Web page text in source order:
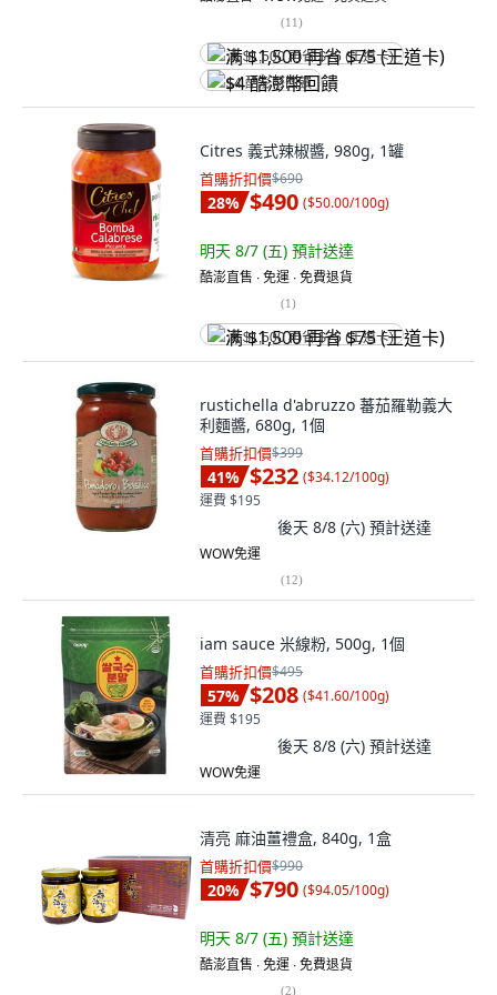
(11)
满 $1,500 再省 $75 (王道卡)
$4 酷澎幣回饋
Citres 義式辣椒醬, 980g, 1罐
首購折扣價$690
28% $490 ($50.00/100g)
明天 8/7 (五) 預計送達
酷澎直售 ∙ 免運 ∙ 免費退貨
(1)
满 $1,500 再省 $75 (王道卡)
rustichella d'abruzzo 蕃茄羅勒義大
利麵醬, 680g, 1個
首購折扣價$399
41% $232 ($34.12/100g)
運費 $195
後天 8/8 (六) 預計送達
WOW免運
(12)
iam sauce 米線粉, 500g, 1個
首購折扣價$495
57% $208 ($41.60/100g)
運費 $195
後天 8/8 (六) 預計送達
WOW免運
清亮 麻油薑禮盒, 840g, 1盒
首購折扣價$990
20% $790 ($94.05/100g)
明天 8/7 (五) 預計送達
酷澎直售 ∙ 免運 ∙ 免費退貨
(2)